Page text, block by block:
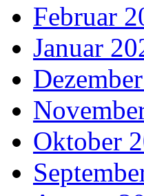
Februar
Januar
Oktober